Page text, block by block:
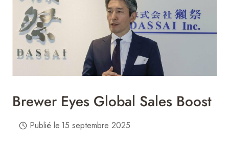
Brewer Eyes Global Sales Boost
Publié le 15 septembre 2025